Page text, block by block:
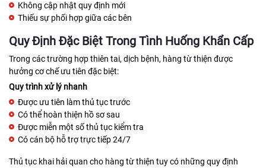
Không cập nhật quy định mới
Thiếu sự phối hợp giữa các bên
Quy Định Đặc Biệt Trong Tình Huống Khẩn Cấp
Trong các trường hợp thiên tai, dịch bệnh, hàng từ thiện được
hưởng cơ chế ưu tiên đặc biệt:
Quy trình xử lý nhanh
Được ưu tiên làm thủ tục trước
Có thể hoàn thiện hồ sơ sau
Được miễn một số thủ tục kiểm tra
Có cán bộ hỗ trợ trực tiếp 24/7
Thủ tục khai hải quan cho hàng từ thiện tuy có những quy định